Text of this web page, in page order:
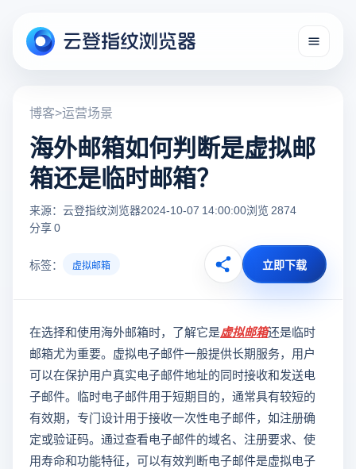
博客>运营场景
海外邮箱如何判断是虚拟邮
箱还是临时邮箱？
来源：云登指纹浏览器2024-10-07 14:00:00浏览 2874
分享 0
标签： 虚拟邮箱 立即下载
在选择和使用海外邮箱时，了解它是虚拟邮箱还是临时
邮箱尤为重要。虚拟电子邮件一般提供长期服务，用户
可以在保护用户真实电子邮件地址的同时接收和发送电
子邮件。临时电子邮件用于短期目的，通常具有较短的
有效期，专门设计用于接收一次性电子邮件，如注册确
定或验证码。通过查看电子邮件的域名、注册要求、使
用寿命和功能特征，可以有效判断电子邮件是虚拟电子